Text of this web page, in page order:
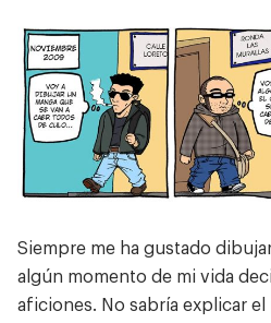
Siempre me ha gustado
algún momento de mi vida
aficiones. No sabría explicar